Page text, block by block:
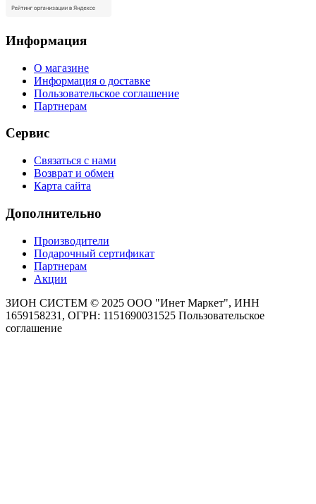
Информация
О магазине
Информация о доставке
Пользовательское соглашение
Партнерам
Сервис
Связаться с нами
Возврат и обмен
Карта сайта
Дополнительно
Производители
Подарочный сертификат
Партнерам
Акции
ЗИОН СИСТЕМ © 2025 ООО "Инет Маркет", ИНН
1659158231, ОГРН: 1151690031525 Пользовательское
соглашение